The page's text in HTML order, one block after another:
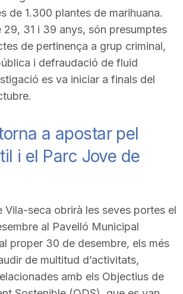
de 1.300 plantes de marihuana.
29, 31 i 39 anys, són presumptes
de pertinença a grup criminal,
i defraudació de fluid
es va iniciar a finals del
a apostar pel
i el Parc Jove de
Vila-seca obrirà les seves portes el
al Pavelló Municipal
proper 30 de desembre, els més
de multitud d’activitats,
amb els Objectius de